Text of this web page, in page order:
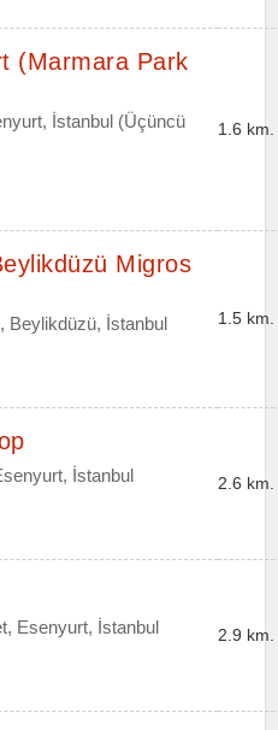
(Marmara Park
İstanbul (Üçüncü
1.6 km.
Migros
Beylikdüzü, İstanbul 1.5 km.
İstanbul 2.6 km.
Esenyurt, İstanbul 2.9 km.